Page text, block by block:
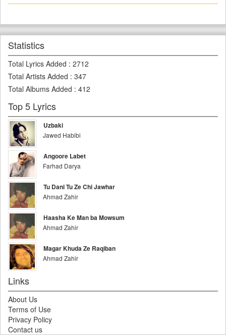
Statistics
Total Lyrics Added : 2712
Total Artists Added : 347
Total Albums Added : 412
Top 5 Lyrics
Uzbaki
Jawed Habibi
Angoore Labet
Farhad Darya
Tu Dani Tu Ze Chi Jawhar
Ahmad Zahir
Haasha Ke Man ba Mowsum
Ahmad Zahir
Magar Khuda Ze Raqiban
Ahmad Zahir
Links
About Us
Terms of Use
Privacy Policy
Contact us